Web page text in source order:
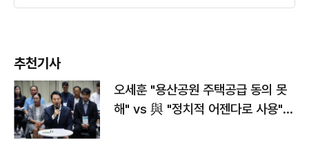
추천기사
오세훈 "용산공원 주택공급 동의 못
해" vs 與 "정치적 어젠다로 사용"